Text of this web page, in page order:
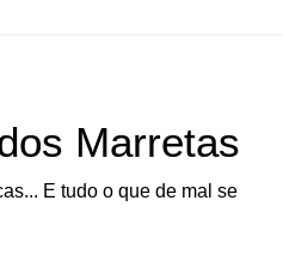
Marretas
E tudo o que de mal se